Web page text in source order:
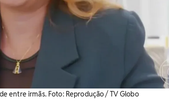
entre irmãs. ​Foto: Reprodução / TV Globo